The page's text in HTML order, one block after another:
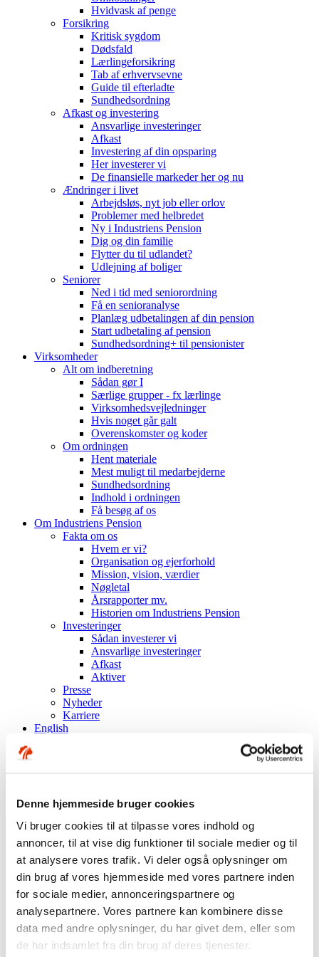
Denne hjemmeside bruger cookies
Vi bruger cookies til at tilpasse vores indhold og
annoncer, til at vise dig funktioner til sociale medier og til
at analysere vores trafik. Vi deler også oplysninger om
din brug af vores hjemmeside med vores partnere inden
for sociale medier, annonceringspartnere og
analysepartnere. Vores partnere kan kombinere disse
data med andre oplysninger, du har givet dem, eller som
de har indsamlet fra din brug af deres tjenester.
Hvidvask af penge
Forsikring
Kritisk sygdom
Dødsfald
Lærlingeforsikring
Tab af erhvervsevne
Guide til efterladte
Sundhedsordning
Afkast og investering
Ansvarlige investeringer
Afkast
Investering af din opsparing
Her investerer vi
De finansielle markeder her og nu
Ændringer i livet
Arbejdsløs, nyt job eller orlov
Problemer med helbredet
Ny i Industriens Pension
Dig og din familie
Flytter du til udlandet?
Udlejning af boliger
Seniorer
Ned i tid med seniorordning
Få en senioranalyse
Planlæg udbetalingen af din pension
Start udbetaling af pension
Sundhedsordning+ til pensionister
Virksomheder
Alt om indberetning
Sådan gør I
Særlige grupper - fx lærlinge
Virksomhedsvejledninger
Hvis noget går galt
Overenskomster og koder
Om ordningen
Hent materiale
Mest muligt til medarbejderne
Sundhedsordning
Indhold i ordningen
Få besøg af os
Om Industriens Pension
Fakta om os
Hvem er vi?
Organisation og ejerforhold
Mission, vision, værdier
Nøgletal
Årsrapporter mv.
Historien om Industriens Pension
Investeringer
Sådan investerer vi
Ansvarlige investeringer
Afkast
Aktiver
Presse
Nyheder
Karriere
English
Log på Min side med MitID
Log på som virksomhed
Parforhold og børn - hvad betyder det for din pensionsordning?
Tilpas dine forsikringer i takt med, at livet ændrer sig.
Sørg for, at dine penge ender hos de(n) rette, når du dør.
Tjek op på din pension, hvis I går fra hinanden.
selvbetjening
Tjek og tilpas på Min side
Kræver MitID
Se dine forsikringer. Tilpas størrelsen. Vælg, hvem der skal have
dine penge.